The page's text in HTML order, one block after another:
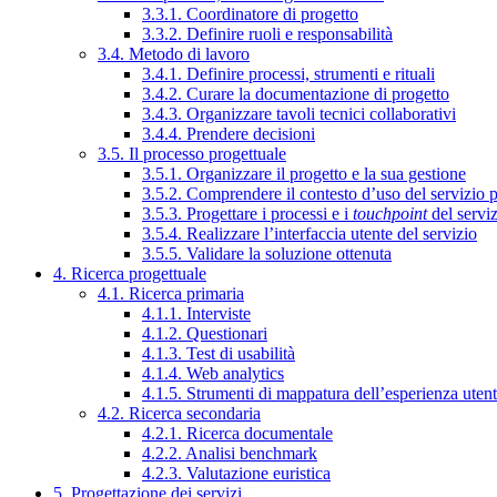
3.3.1. Coordinatore di progetto
3.3.2. Definire ruoli e responsabilità
3.4. Metodo di lavoro
3.4.1. Definire processi, strumenti e rituali
3.4.2. Curare la documentazione di progetto
3.4.3. Organizzare tavoli tecnici collaborativi
3.4.4. Prendere decisioni
3.5. Il processo progettuale
3.5.1. Organizzare il progetto e la sua gestione
3.5.2. Comprendere il contesto d’uso del servizio
3.5.3. Progettare i processi e i touchpointdel
3.5.4. Realizzare l’interfaccia utente del servizio
3.5.5. Validare la soluzione ottenuta
4. Ricerca progettuale
4.1. Ricerca primaria
4.1.1. Interviste
4.1.2. Questionari
4.1.3. Test di usabilità
4.1.4. Web analytics
4.1.5. Strumenti di mappatura dell’esperienza
4.2. Ricerca secondaria
4.2.1. Ricerca documentale
4.2.2. Analisi benchmark
4.2.3. Valutazione euristica
5. Progettazione dei servizi